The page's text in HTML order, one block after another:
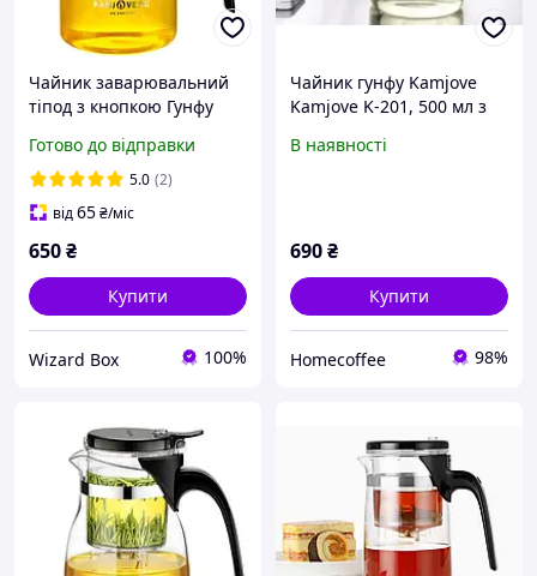
Чайник заварювальний
тіпод з кнопкою Гунфу
Готово до відправки
5.0 (2)
від65₴/міс
650₴
Купити
Wizard Box 100%
Чайник гунфу Kamjove
Kamjove K-201, 500 мл з
заварювальний скляний
В наявності
690₴
Купити
Homecoffee 98%